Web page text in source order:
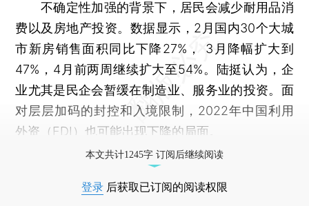
不确定性加强的背景下，居民会减少耐用品消
费以及房地产投资。数据显示，2月国内30个大城
市新房销售面积同比下降27%， 3月降幅扩大到
47%，4月前两周继续扩大至54%。陆挺认为，企
业尤其是民企会暂缓在制造业、服务业的投资。面
对层层加码的封控和入境限制，2022年中国利用
外资（FDI）也可能出现下降的局面。
本文共计1245字 订阅后继续阅读
登录 后获取已订阅的阅读权限